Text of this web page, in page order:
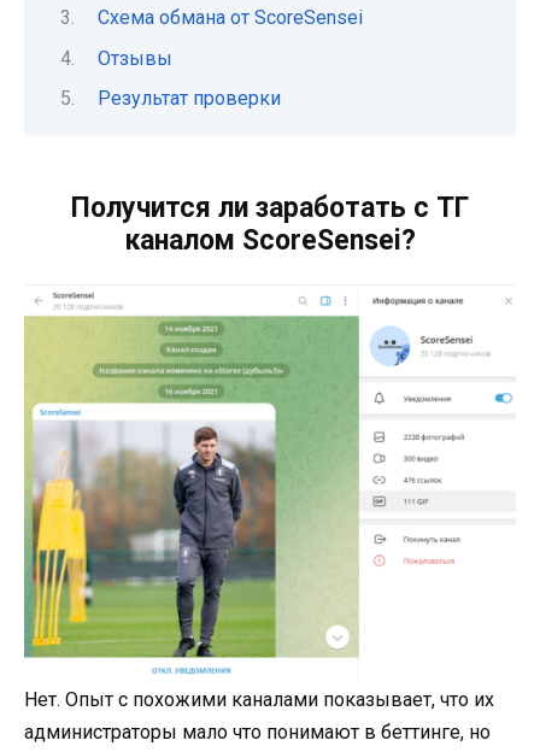
Схема обмана от ScoreSensei
Отзывы
Результат проверки
Получится ли заработать с ТГ
каналом ScoreSensei?
Нет. Опыт с похожими каналами показывает, что их
администраторы мало что понимают в беттинге, но